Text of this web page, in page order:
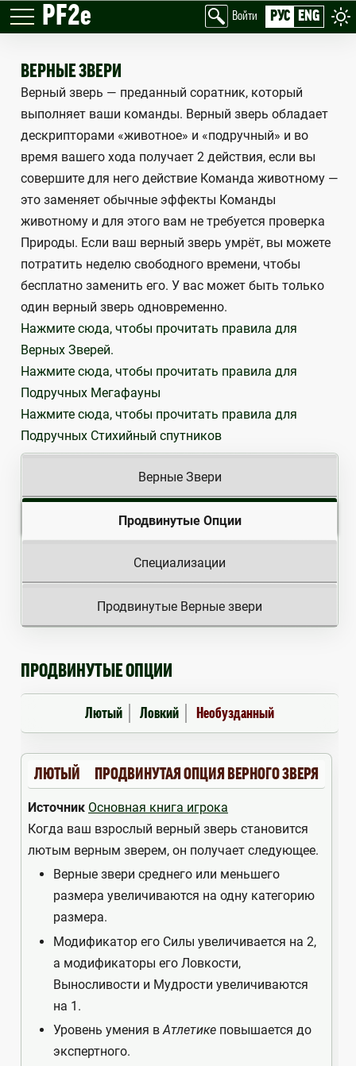
PF2e Войти РУС ENG
ВЕРНЫЕ ЗВЕРИ
Верный зверь — преданный соратник, который
выполняет ваши команды. Верный зверь обладает
дескрипторами «животное» и «подручный» и во
время вашего хода получает 2 действия, если вы
совершите для него действие Команда животному —
это заменяет обычные эффекты Команды
животному и для этого вам не требуется проверка
Природы. Если ваш верный зверь умрёт, вы можете
потратить неделю свободного времени, чтобы
бесплатно заменить его. У вас может быть только
один верный зверь одновременно.
Нажмите сюда, чтобы прочитать правила для
Верных Зверей.
Нажмите сюда, чтобы прочитать правила для
Подручных Мегафауны
Нажмите сюда, чтобы прочитать правила для
Подручных Стихийный спутников
Верные Звери
Продвинутые Опции
Специализации
Продвинутые Верные звери
ПРОДВИНУТЫЕ ОПЦИИ
Лютый Ловкий Необузданный
ЛЮТЫЙ ПРОДВИНУТАЯ ОПЦИЯ ВЕРНОГО ЗВЕРЯ
Источник Основная книга игрока
Когда ваш взрослый верный зверь становится
лютым верным зверем, он получает следующее.
Верные звери среднего или меньшего
размера увеличиваются на одну категорию
размера.
Модификатор его Силы увеличивается на 2,
а модификаторы его Ловкости,
Выносливости и Мудрости увеличиваются
на 1.
Уровень умения в Атлетике повышается до
экспертного.